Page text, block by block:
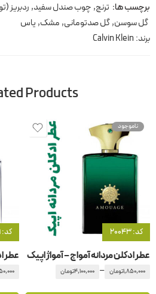
برچسب ها: ترنج, چوب صندل سفید, ردبریز
گل سوسن,گل صدتومانی, مشک, یاس
برند: Calvin Klein
Products…
ناموجود
کد: 20043
عطر ادکلن مردانه آمواج – آمواژ اپیک
1,850,000تومان –
4,100,000تومان
کد: 20559